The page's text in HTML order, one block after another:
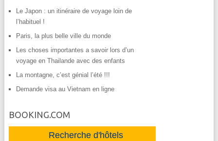
Le Japon : un itinéraire de voyage loin de
l’habituel !
Paris, la plus belle ville du monde
Les choses importantes a savoir lors d’un
voyage en Thailande avec des enfants
La montagne, c’est génial l’été !!!
Demande visa au Vietnam en ligne
BOOKING.COM
Recherche d'hôtels